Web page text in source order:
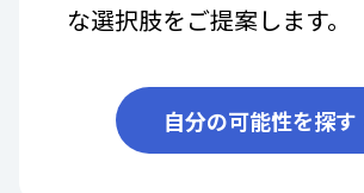
な選択肢をご提案します。
自分の可能性を探す